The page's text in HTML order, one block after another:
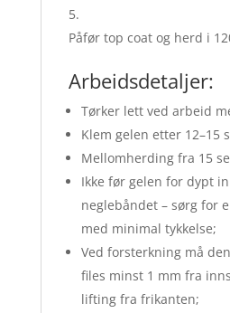
Påfør top coat og herd i
Arbeidsdetaljer:
Tørker lett ved arbeid
Klem gelen etter 12–15
Mellomherding fra 15
Ikke før gelen for dypt
neglebåndet – sørg for
med minimal tykkelse;
Ved forsterkning må
files minst 1 mm fra
lifting fra frikanten;